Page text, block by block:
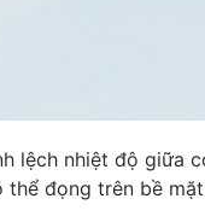
lệch nhiệt độ
đọng trên bề